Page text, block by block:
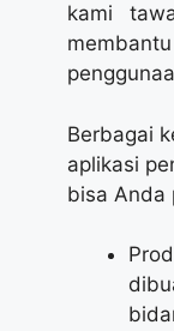
kami
Berbagai
aplikasi
bisa Anda